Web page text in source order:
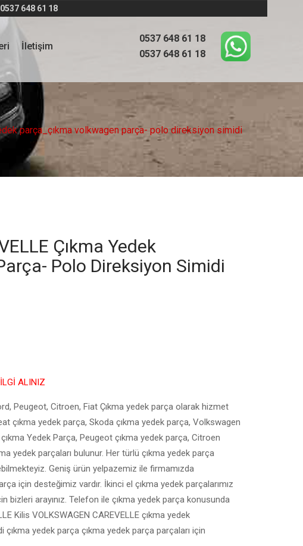
0537 648 61 18
0537 648 61 18
0537 648 61 18
İletişim
parça_çıkma volkwagen parça- polo direksiyon simidi
Çıkma Yedek
Polo Direksiyon Simidi
ALINIZ
Peugeot, Citroen, Fiat Çıkma yedek parça olarak hizmet
çıkma yedek parça, Skoda çıkma yedek parça, Volkswagen
Yedek Parça, Peugeot çıkma yedek parça, Citroen
yedek parçaları bulunur. Her türlü çıkma yedek parça
Geniş ürün yelpazemiz ile firmamızda
için desteğimiz vardır. İkinci el çıkma yedek parçalarımız
bizleri arayınız. Telefon ile çıkma yedek parça konusunda
Kilis VOLKSWAGEN CAREVELLE çıkma yedek
yedek parça çıkma yedek parça parçaları için